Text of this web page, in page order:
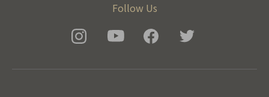
Follow Us